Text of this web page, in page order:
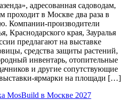
адресованная садоводам,
проходит в Москве два раза в
Компании-производители
Краснодарского края, Зауралья
предлагают на выставке
средства защиты растений,
инвентарь, отопительные
и другие сопутствующие
ярмарки на площади […]
MosBuild в Москве 2027